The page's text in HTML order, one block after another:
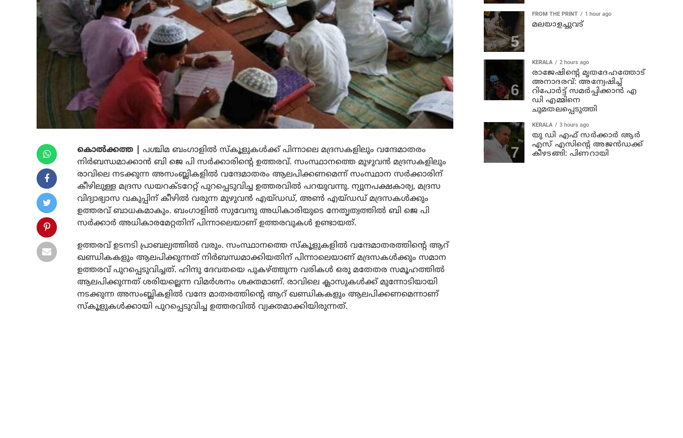
കൊല്‍ക്കത്ത |
പശ്ചിമ ബംഗാളില്‍ സ്‌കൂളുകള്‍ക്ക് പിന്നാലെ മദ്രസകളിലും വന്ദേമാതരം
നിര്‍ബന്ധമാക്കാന്‍ ബി ജെ പി സര്‍ക്കാരിന്റെ ഉത്തരവ്. സംസ്ഥാനത്തെ മുഴുവന്‍ മദ്രസകളിലും
രാവിലെ നടക്കുന്ന അസംബ്ലികളില്‍ വന്ദേമാതരം ആലപിക്കണമെന്ന് സംസ്ഥാന സര്‍ക്കാരിന്
കീഴിലുള്ള മദ്രസ ഡയറക്ടറേറ്റ് പുറപ്പെടുവിച്ച ഉത്തരവില്‍ പറയുവന്നു. ന്യുനപക്ഷകാര്യ, മദ്രസ
വിദ്യാഭ്യാസ വകുപ്പിന് കീഴില്‍ വരുന്ന മുഴുവന്‍ എയ്ഡഡ്, അണ്‍ എയ്ഡഡ് മദ്രസകള്‍ക്കും
ഉത്തരവ് ബാധകമാകും. ബംഗാളില്‍ സുവേന്ദു അധികാരിയുടെ നേതൃത്വത്തില്‍ ബി ജെ പി
സര്‍ക്കാര്‍ അധികാരമേറ്റതിന് പിന്നാലെയാണ് ഉത്തരവുകള്‍ ഉണ്ടായത്.
ഉത്തരവ് ഉടനടി പ്രാബല്യത്തില്‍ വരും. സംസ്ഥാനത്തെ സ്‌കൂളുകളില്‍ വന്ദേമാതരത്തിന്റെ ആറ്
ഖണ്ഡികകളും ആലപിക്കുന്നത് നിര്‍ബന്ധമാക്കിയതിന് പിന്നാലെയാണ് മദ്രസകള്‍ക്കും സമാന
ഉത്തരവ് പുറപ്പെടുവിച്ചത്. ഹിന്ദു ദേവതയെ പുകഴ്ത്തുന്ന വരികള്‍ ഒരു മതേതര സമൂഹത്തില്‍
ആലപിക്കുന്നത് ശരിയല്ലെന്ന വിമര്‍ശനം ശക്തമാണ്. രാവിലെ ക്ലാസുകള്‍ക്ക് മുന്നോടിയായി
നടക്കുന്ന അസംബ്ലികളില്‍ വന്ദേ മാതരത്തിന്റെ ആറ് ഖണ്ഡികകളും ആലപിക്കണമെന്നാണ്
സ്‌കൂളുകള്‍ക്കായി പുറപ്പെടുവിച്ച ഉത്തരവില്‍ വ്യക്തമാക്കിയിരുന്നത്.
FROM THE PRINT 1 hour ago
മലയാളച്ചുവട്
KERALA 2 hours ago
രാജേഷിന്റെ മൃതദേഹത്തോട്
അനാദരവ്: അന്വേഷിച്ച്
റിപോര്‍ട്ട് സമര്‍പ്പിക്കാന്‍ എ
ഡി എമ്മിനെ
ചുമതലപ്പെടുത്തി
KERALA 3 hours ago
യു ഡി എഫ് സര്‍ക്കാര്‍ ആര്‍
എസ് എസിന്റെ അജന്‍ഡക്ക്‌
കീഴടങ്ങി: പിണറായി